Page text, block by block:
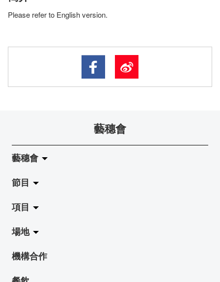
Please refer to English version.
藝穗會
藝穗會
關於藝穗會
藝穗會的演化
使命與宗旨
藝穗會架構
節目
拉闊
展覽
演出
項目
Jazz-Go-Central, Jazz-Go-Fringe
LPL
場地
陳麗玲畫廊
機構合作